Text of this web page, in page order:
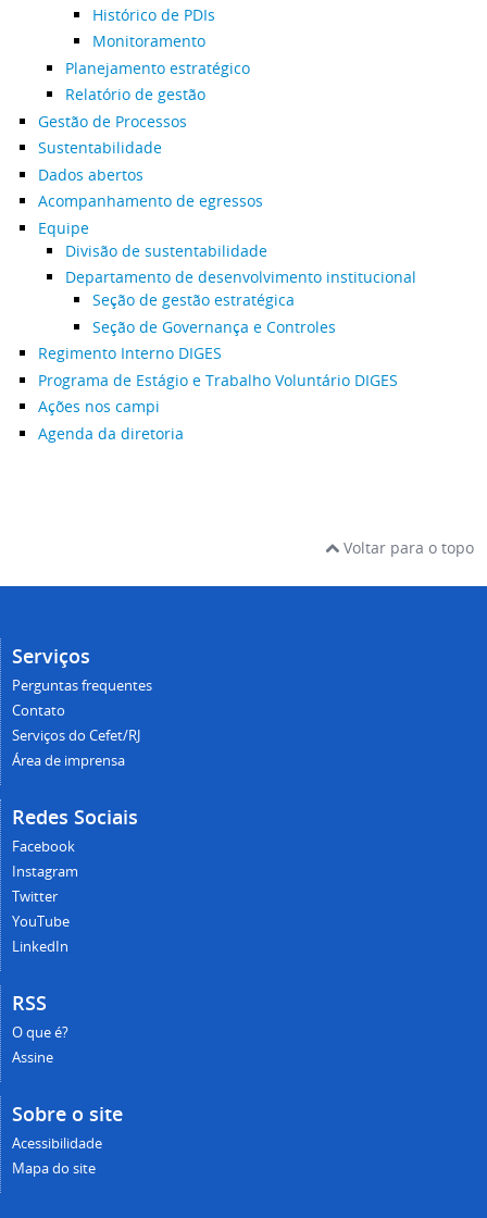
Histórico de PDIs
Monitoramento
Planejamento estratégico
Relatório de gestão
Gestão de Processos
Sustentabilidade
Dados abertos
Acompanhamento de egressos
Equipe
Divisão de sustentabilidade
Departamento de desenvolvimento institucional
Seção de gestão estratégica
Seção de Governança e Controles
Regimento Interno DIGES
Programa de Estágio e Trabalho Voluntário DIGES
Ações nos campi
Agenda da diretoria
Voltar para o topo
Serviços
Perguntas frequentes
Contato
Serviços do Cefet/RJ
Área de imprensa
Redes Sociais
Facebook
Instagram
Twitter
YouTube
LinkedIn
RSS
O que é?
Assine
Sobre o site
Acessibilidade
Mapa do site